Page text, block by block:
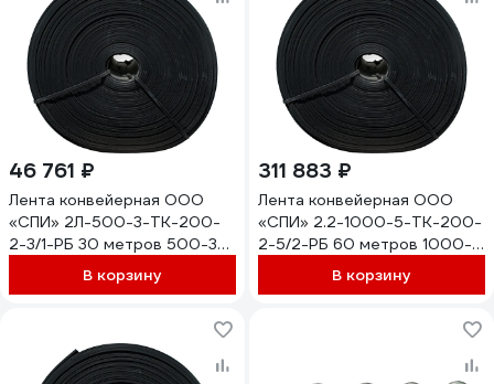
46 761 ₽
Лента конвейерная ООО
«СПИ» 2Л-500-3-ТК-200-
2-3/1-РБ 30 метров 500-3-
ТК-200-2-3/1 (30 пог.м.)
В корзину
311 883 ₽
Лента конвейерная ООО
«СПИ» 2.2-1000-5-ТК-200-
2-5/2-РБ 60 метров 1000-
5-ТК-200-2-5/2 (60 пог.м.)
В корзину